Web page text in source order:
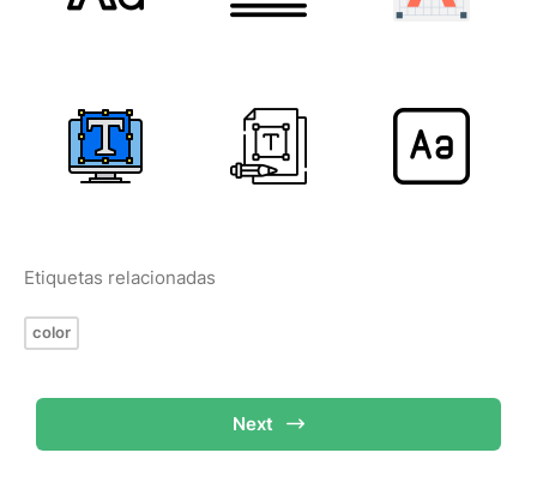
Etiquetas relacionadas
color
Next